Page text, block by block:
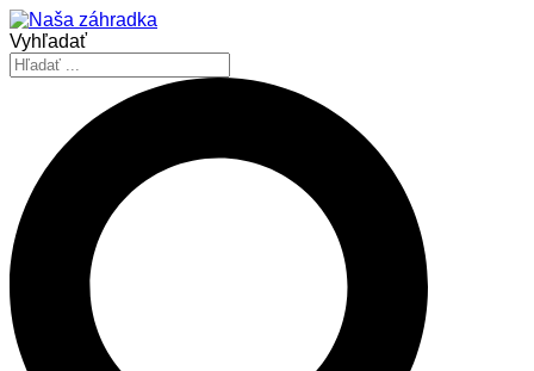
Vyhľadať